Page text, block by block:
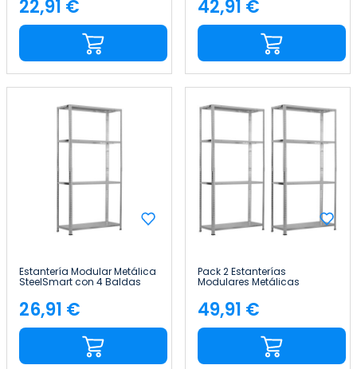
Precio
22,91 € Precio
42,91 €
Estantería Modular Metálica
SteelSmart con 4 Baldas
Precio
26,91 €
Pack 2 Estanterías
Modulares Metálicas
160kg 145x30x70cm 7house
Precio
49,91 €